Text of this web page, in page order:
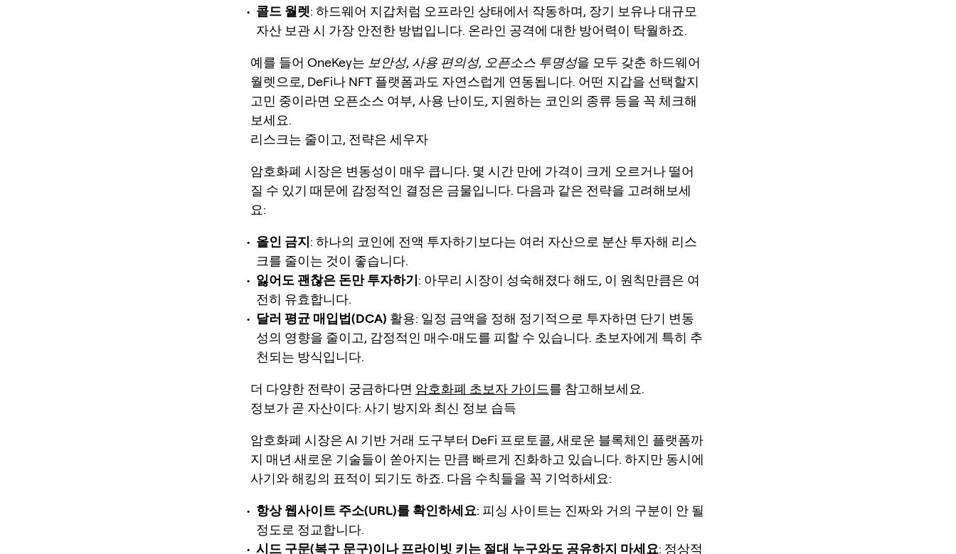
콜드 월렛: 하드웨어 지갑처럼 오프라인 상태에서 작동하며, 장기 보유나 대규모
자산 보관 시 가장 안전한 방법입니다. 온라인 공격에 대한 방어력이 탁월하죠.
예를 들어 OneKey는 보안성, 사용 편의성, 오픈소스 투명성을 모두 갖춘 하드웨어
월렛으로, DeFi나 NFT 플랫폼과도 자연스럽게 연동됩니다. 어떤 지갑을 선택할지
고민 중이라면 오픈소스 여부, 사용 난이도, 지원하는 코인의 종류 등을 꼭 체크해
보세요.
리스크는 줄이고, 전략은 세우자
암호화폐 시장은 변동성이 매우 큽니다. 몇 시간 만에 가격이 크게 오르거나 떨어
질 수 있기 때문에 감정적인 결정은 금물입니다. 다음과 같은 전략을 고려해보세
요:
올인 금지: 하나의 코인에 전액 투자하기보다는 여러 자산으로 분산 투자해 리스
크를 줄이는 것이 좋습니다.
잃어도 괜찮은 돈만 투자하기: 아무리 시장이 성숙해졌다 해도, 이 원칙만큼은 여
전히 유효합니다.
달러 평균 매입법(DCA) 활용: 일정 금액을 정해 정기적으로 투자하면 단기 변동
성의 영향을 줄이고, 감정적인 매수·매도를 피할 수 있습니다. 초보자에게 특히 추
천되는 방식입니다.
더 다양한 전략이 궁금하다면 암호화폐 초보자 가이드를 참고해보세요.
정보가 곧 자산이다: 사기 방지와 최신 정보 습득
암호화폐 시장은 AI 기반 거래 도구부터 DeFi 프로토콜, 새로운 블록체인 플랫폼까
지 매년 새로운 기술들이 쏟아지는 만큼 빠르게 진화하고 있습니다. 하지만 동시에
사기와 해킹의 표적이 되기도 하죠. 다음 수칙들을 꼭 기억하세요:
항상 웹사이트 주소(URL)를 확인하세요: 피싱 사이트는 진짜와 거의 구분이 안 될
정도로 정교합니다.
시드 구문(복구 문구)이나 프라이빗 키는 절대 누구와도 공유하지 마세요: 정상적